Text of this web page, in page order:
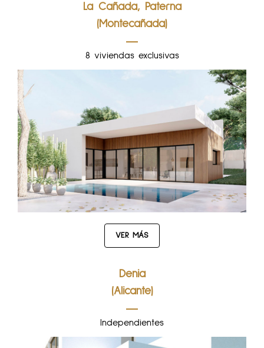
La Cañada, Paterna
(Montecañada)
8 viviendas exclusivas
VER MÁS
Denia
(Alicante)
Independientes